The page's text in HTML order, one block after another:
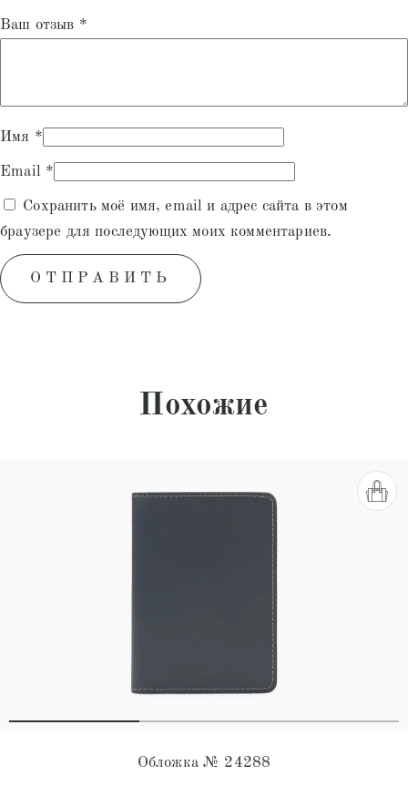
Ваш отзыв *
Имя *
Email *
Сохранить моё имя, email и адрес сайта в этом
браузере для последующих моих комментариев.
Похожие
Обложка № 24288